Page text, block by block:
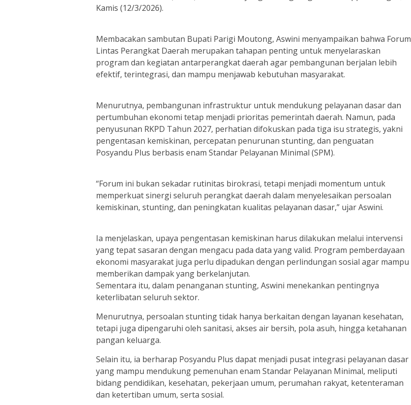
Kamis (12/3/2026).
Membacakan sambutan Bupati Parigi Moutong, Aswini menyampaikan bahwa Forum
Lintas Perangkat Daerah merupakan tahapan penting untuk menyelaraskan
program dan kegiatan antarperangkat daerah agar pembangunan berjalan lebih
efektif, terintegrasi, dan mampu menjawab kebutuhan masyarakat.
Menurutnya, pembangunan infrastruktur untuk mendukung pelayanan dasar dan
pertumbuhan ekonomi tetap menjadi prioritas pemerintah daerah. Namun, pada
penyusunan RKPD Tahun 2027, perhatian difokuskan pada tiga isu strategis, yakni
pengentasan kemiskinan, percepatan penurunan stunting, dan penguatan
Posyandu Plus berbasis enam Standar Pelayanan Minimal (SPM).
“Forum ini bukan sekadar rutinitas birokrasi, tetapi menjadi momentum untuk
memperkuat sinergi seluruh perangkat daerah dalam menyelesaikan persoalan
kemiskinan, stunting, dan peningkatan kualitas pelayanan dasar,” ujar Aswini.
Ia menjelaskan, upaya pengentasan kemiskinan harus dilakukan melalui intervensi
yang tepat sasaran dengan mengacu pada data yang valid. Program pemberdayaan
ekonomi masyarakat juga perlu dipadukan dengan perlindungan sosial agar mampu
memberikan dampak yang berkelanjutan.
Sementara itu, dalam penanganan stunting, Aswini menekankan pentingnya
keterlibatan seluruh sektor.
Menurutnya, persoalan stunting tidak hanya berkaitan dengan layanan kesehatan,
tetapi juga dipengaruhi oleh sanitasi, akses air bersih, pola asuh, hingga ketahanan
pangan keluarga.
Selain itu, ia berharap Posyandu Plus dapat menjadi pusat integrasi pelayanan dasar
yang mampu mendukung pemenuhan enam Standar Pelayanan Minimal, meliputi
bidang pendidikan, kesehatan, pekerjaan umum, perumahan rakyat, ketenteraman
dan ketertiban umum, serta sosial.